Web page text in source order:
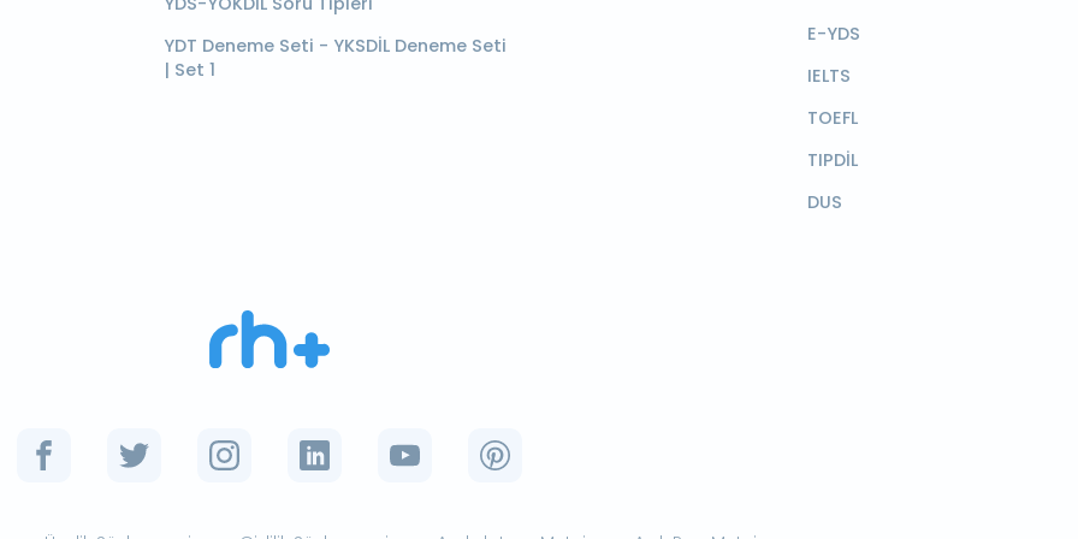
YDT Deneme Seti - YKSDİL Deneme Seti
| Set 1
E-YDS
IELTS
TOEFL
TIPDİL
DUS